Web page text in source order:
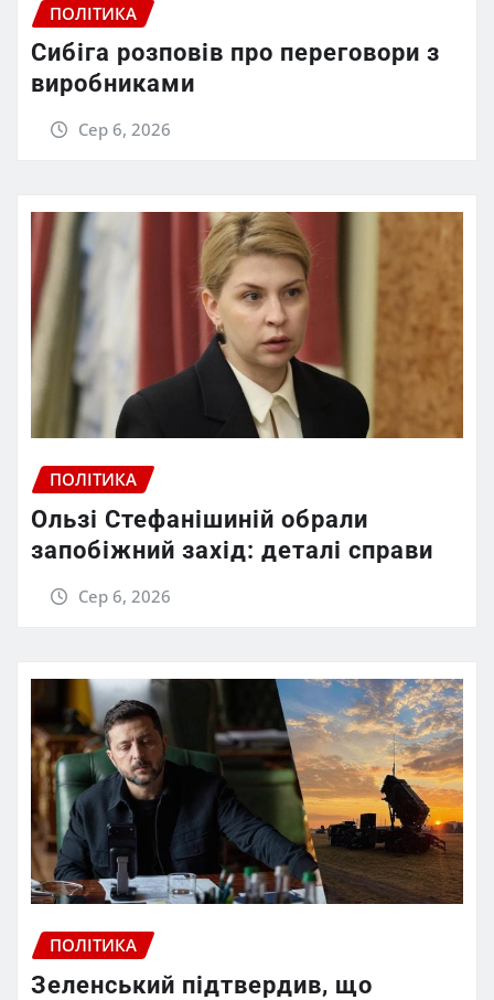
ПОЛІТИКА
Сибіга розповів про переговори з
виробниками
Сер 6, 2026
ПОЛІТИКА
Ользі Стефанішиній обрали
запобіжний захід: деталі справи
Сер 6, 2026
ПОЛІТИКА
Зеленський підтвердив, що